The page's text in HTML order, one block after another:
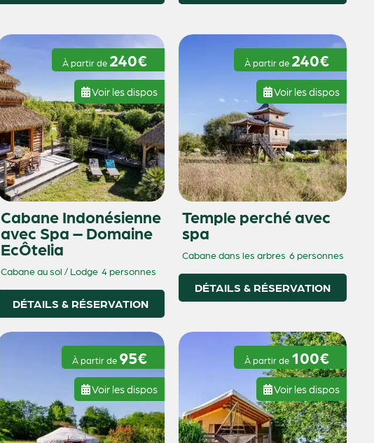
À partir de 240€
Voir les dispos
Cabane Indonésienne
avec Spa – Domaine
EcÔtelia
Cabane au sol / Lodge 4 personnes
DÉTAILS & RÉSERVATION
À partir de 240€
Voir les dispos
Temple perché avec
spa
Cabane dans les arbres 6 personnes
DÉTAILS & RÉSERVATION
À partir de 95€
Voir les dispos
À partir de 100€
Voir les dispos